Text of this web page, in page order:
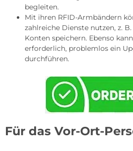
begleiten.
Mit ihren RFID-Armbändern
zahlreiche Dienste nutzen, z.
Konten speichern. Ebenso
erforderlich, problemlos ein
durchführen.
Für das Vor-Ort-